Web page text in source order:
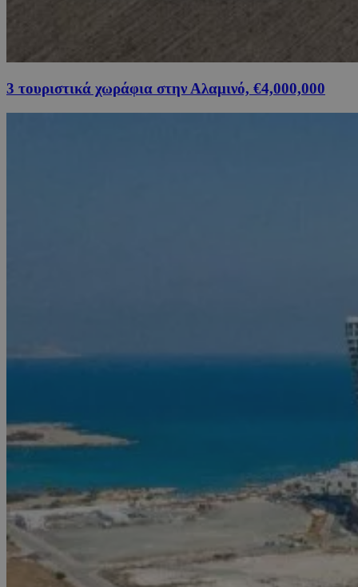
3 τουριστικά χωράφια στην Αλαμινό, €4,000,000